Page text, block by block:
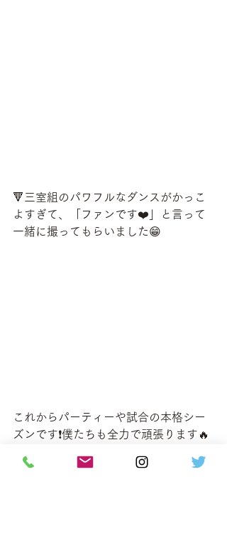
🔻三室組のパワフルなダンスがかっこ
よすぎて、「ファンです❤️」と言って
一緒に撮ってもらいました😁
これからパーティーや試合の本格シー
ズンです❗️僕たちも全力で頑張ります🔥
是非ぜひ、応援お願いします📣